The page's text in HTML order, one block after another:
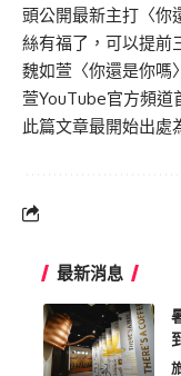
頭公開最新主打〈你
絲有福了，可以提前
魏如萱〈你還是你嗎
萱YouTube官方頻道
此篇文章最開始出處
最新消息